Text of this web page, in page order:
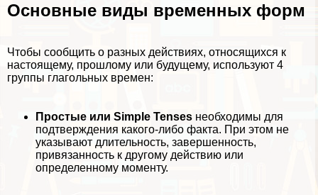
Основные виды временных форм
Чтобы сообщить о разных действиях, относящихся к
настоящему, прошлому или будущему, используют 4
группы глагольных времен:
Простые или Simple Tenses необходимы для
подтверждения какого-либо факта. При этом не
указывают длительность, завершенность,
привязанность к другому действию или
определенному моменту.